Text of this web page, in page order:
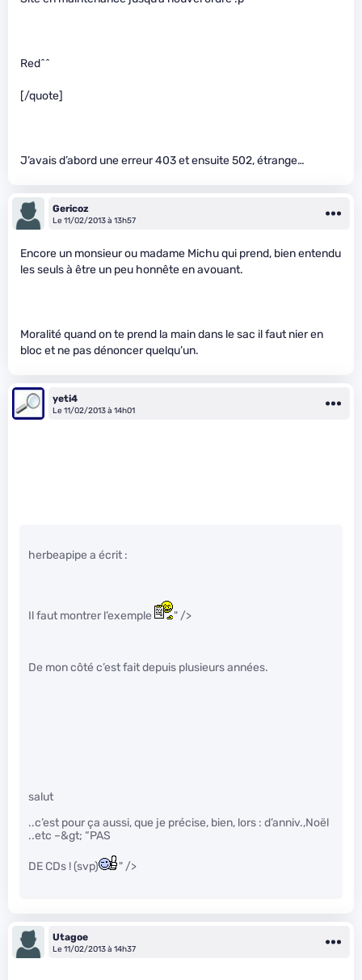
Red^^
[/quote]
J’avais d’abord une erreur 403 et ensuite 502, étrange…
Gericoz
Le 11/02/2013 à 13h57
Encore un monsieur ou madame Michu qui prend, bien entendu
les seuls à être un peu honnête en avouant.
Moralité quand on te prend la main dans le sac il faut nier en
bloc et ne pas dénoncer quelqu’un.
yeti4
Le 11/02/2013 à 14h01
herbeapipe a écrit :
Il faut montrer l’exemple " />
De mon côté c’est fait depuis plusieurs années.
salut
..c’est pour ça aussi, que je précise, bien, lors : d’anniv.,Noël
..etc –&gt; “PAS
DE CDs ! (svp) " />
Utagoe
Le 11/02/2013 à 14h37